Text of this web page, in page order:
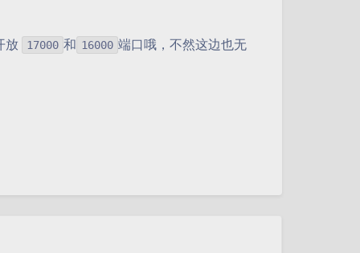
放
17000 和 16000 端口哦，不然这边也无